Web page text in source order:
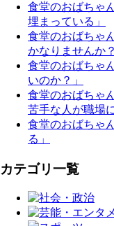
食堂のおばちゃ
埋まっている」
食堂のおばちゃ
かなりませんか？
食堂のおばちゃ
いのか？」
食堂のおばちゃ
苦手な人が職場
食堂のおばちゃ
る」
カテゴリ一覧